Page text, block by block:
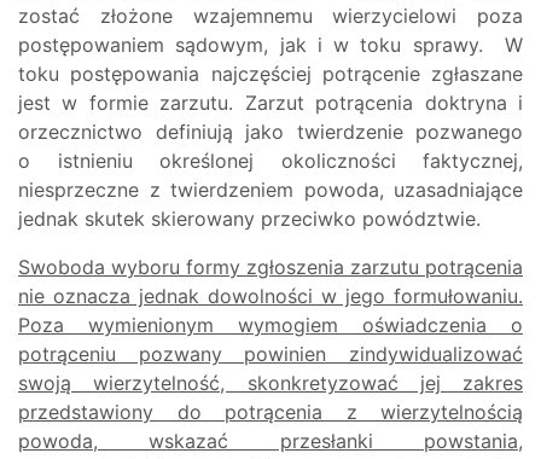
zostać złożone wzajemnemu wierzycielowi poza
postępowaniem sądowym, jak i w toku sprawy. W
toku postępowania najczęściej potrącenie zgłaszane
jest w formie zarzutu. Zarzut potrącenia doktryna i
orzecznictwo definiują jako twierdzenie pozwanego
o istnieniu określonej okoliczności faktycznej,
niesprzeczne z twierdzeniem powoda, uzasadniające
jednak skutek skierowany przeciwko powództwie.
Swoboda wyboru formy zgłoszenia zarzutu potrącenia
nie oznacza jednak dowolności w jego formułowaniu.
Poza wymienionym wymogiem oświadczenia o
potrąceniu pozwany powinien zindywidualizować
swoją wierzytelność, skonkretyzować jej zakres
przedstawiony do potrącenia z wierzytelnością
powoda, wskazać przesłanki powstania,